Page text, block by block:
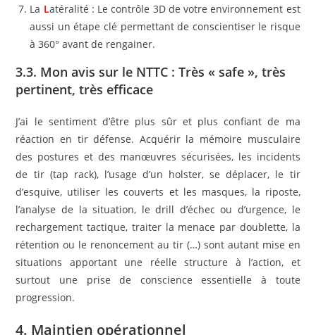
La Latéralité : Le contrôle 3D de votre environnement est
aussi un étape clé permettant de conscientiser le risque
à 360° avant de rengainer.
3.3. Mon avis sur le NTTC : Très « safe », très
pertinent, très efficace
J’ai le sentiment d’être plus sûr et plus confiant de ma
réaction en tir défense. Acquérir la mémoire musculaire
des postures et des manœuvres sécurisées, les incidents
de tir (tap rack), l’usage d’un holster, se déplacer, le tir
d’esquive, utiliser les couverts et les masques, la riposte,
l’analyse de la situation, le drill d’échec ou d’urgence, le
rechargement tactique, traiter la menace par doublette, la
rétention ou le renoncement au tir (…) sont autant mise en
situations apportant une réelle structure à l’action, et
surtout une prise de conscience essentielle à toute
progression.
4. Maintien opérationnel